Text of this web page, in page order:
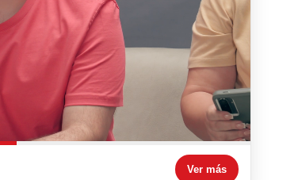
Ver más